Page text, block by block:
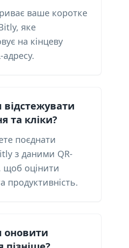
ваше коротке
яке
на кінцеву
адресу.
та кліки?
поєднати
з даними QR-
щоб оцінити
продуктивність.
оновити